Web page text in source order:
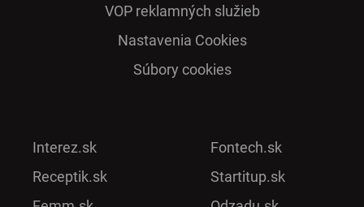
VOP reklamných služieb
Nastavenia Cookies
Súbory cookies
Interez.sk
Receptik.sk
Fontech.sk
Startitup.sk